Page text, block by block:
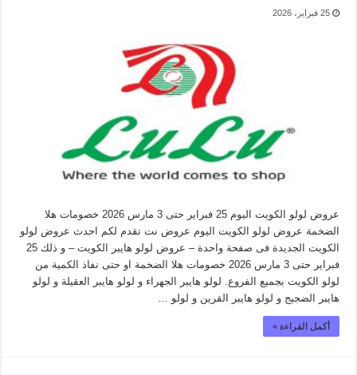
25 فبراير، 2026
عروض لولو الكويت اليوم 25 فبراير حتى 3 مارس 2026 خصومات هلا
الضخمة عروض لولو الكويت اليوم عروض نت تقدم لكم احدث عروض لولو
الكويت الجديدة فى صفحة واحدة – عروض لولو هايبر الكويت – و ذلك 25
فبراير حتى 3 مارس 2026 خصومات هلا الضخمة او حتى نفاذ الكمية من
لولو الكويت بجميع الفروع. لولو هايبر الجهراء و لولو هايبر العقيلة و لولو
هايبر الضجيج و لولو هايبر القرين و لولو …
أكمل القراءة »